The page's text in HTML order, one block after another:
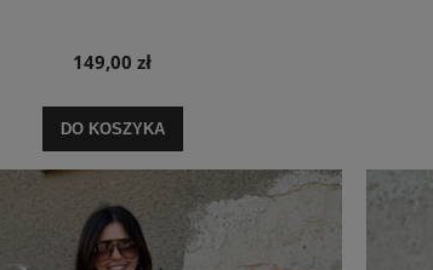
149,00 zł
DO KOSZYKA